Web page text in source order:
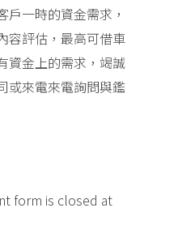
戶一時的資金需求，
容評估，最高可借車
資金上的需求，竭誠
或來電來電詢問與鑑
form is closed at